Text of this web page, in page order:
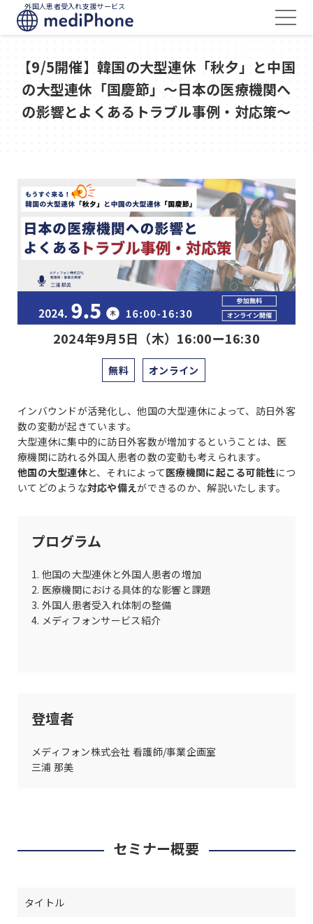
外国人患者受入れ支援サービス
【9/5開催】韓国の大型連休「秋夕」と中国
の大型連休「国慶節」～日本の医療機関へ
の影響とよくあるトラブル事例・対応策～
2024年9月5日（木）16:00ー16:30
無料 オンライン
インバウンドが活発化し、他国の大型連休によって、訪日外客
数の変動が起きています。
大型連休に集中的に訪日外客数が増加するということは、医
療機関に訪れる外国人患者の数の変動も考えられます。
他国の大型連休と、それによって医療機関に起こる可能性につ
いてどのような対応や備えができるのか、解説いたします。
プログラム
1. 他国の大型連休と外国人患者の増加
2. 医療機関における具体的な影響と課題
3. 外国人患者受入れ体制の整備
4. メディフォンサービス紹介
登壇者
メディフォン株式会社 看護師/事業企画室
三浦 那美
セミナー概要
タイトル